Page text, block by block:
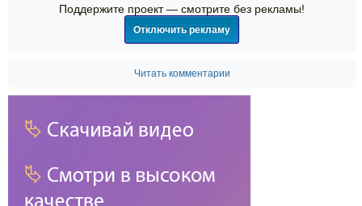
Поддержите проект — смотрите без рекламы!
Отключить рекламу
Читать комментарии